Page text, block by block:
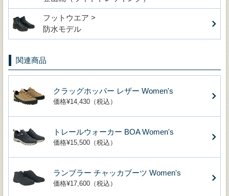
フットウエア >
防水モデル
関連商品
クラッグホッパー レザー Women's
価格¥14,430（税込）
トレールウォーカー BOA Women's
価格¥15,500（税込）
ランブラー チャッカブーツ Women's
価格¥17,600（税込）